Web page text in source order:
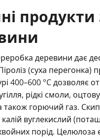
продукти
деревини дає
(суха перегонка)
400–600 °C дозволяє
рідкі смоли,
також горючий газ.
калій вуглекислий
порід.